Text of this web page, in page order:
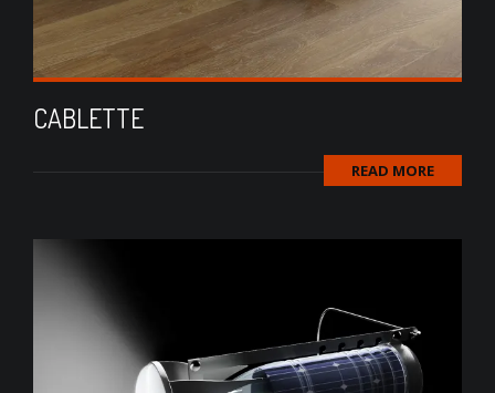
CABLETTE
READ MORE